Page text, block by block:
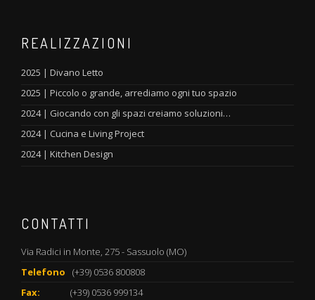
REALIZZAZIONI
2025 | Divano Letto
2025 | Piccolo o grande, arrediamo ogni tuo spazio
2024 | Giocando con gli spazi creiamo soluzioni…
2024 | Cucina e Living Project
2024 | Kitchen Design
CONTATTI
Via Radici in Monte, 275 - Sassuolo (MO)
Telefono
(+39) 0536 800808
Fax:
(+39) 0536 999134